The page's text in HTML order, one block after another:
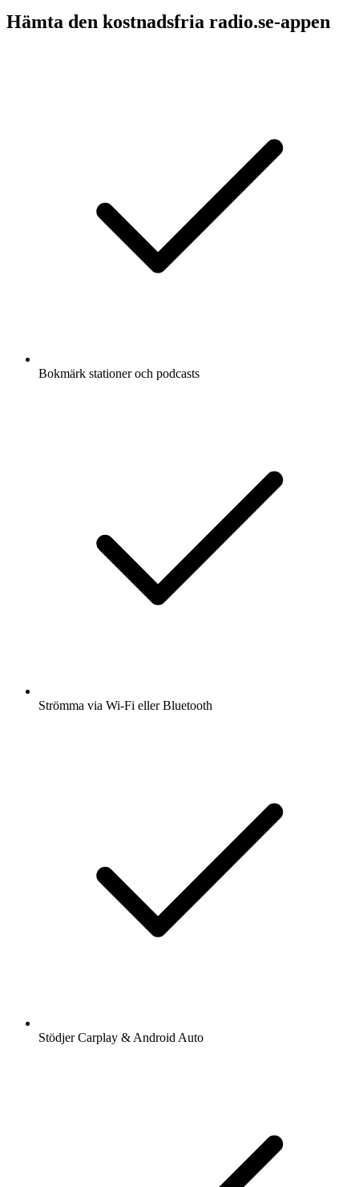
Hämta den kostnadsfria radio.se-appen
Bokmärk stationer och podcasts
Strömma via Wi-Fi eller Bluetooth
Stödjer Carplay & Android Auto